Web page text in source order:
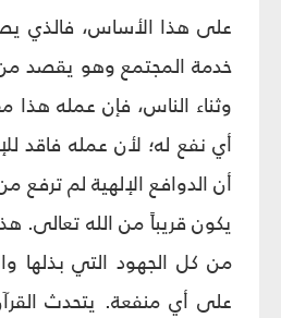
على هذا الأساس، فالذي
خدمة المجتمع وهو يقصد من
وثناء الناس، فإن عمله هذا
أي نفع له؛ لأن عمله فاقد
أن الدوافع الإلهية لم ترفع
يكون قريباً من الله تعالى.
من كل الجهود التي بذلها
على أي منفعة. يتحدث